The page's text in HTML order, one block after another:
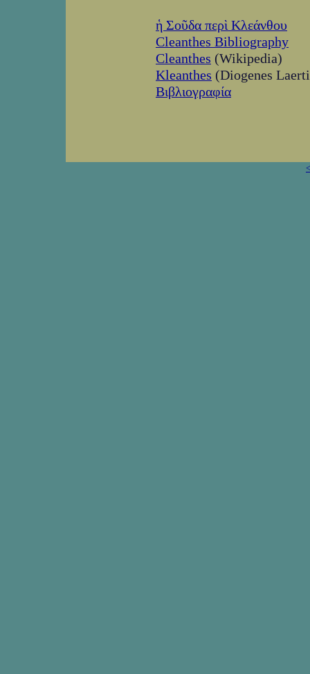
ἡ Σοῦδα περὶ Κλεάνθου
Cleanthes Bibliography
Cleanthes (Wikipedia)
Kleanthes (Diogenes
Βιβλιογραφία